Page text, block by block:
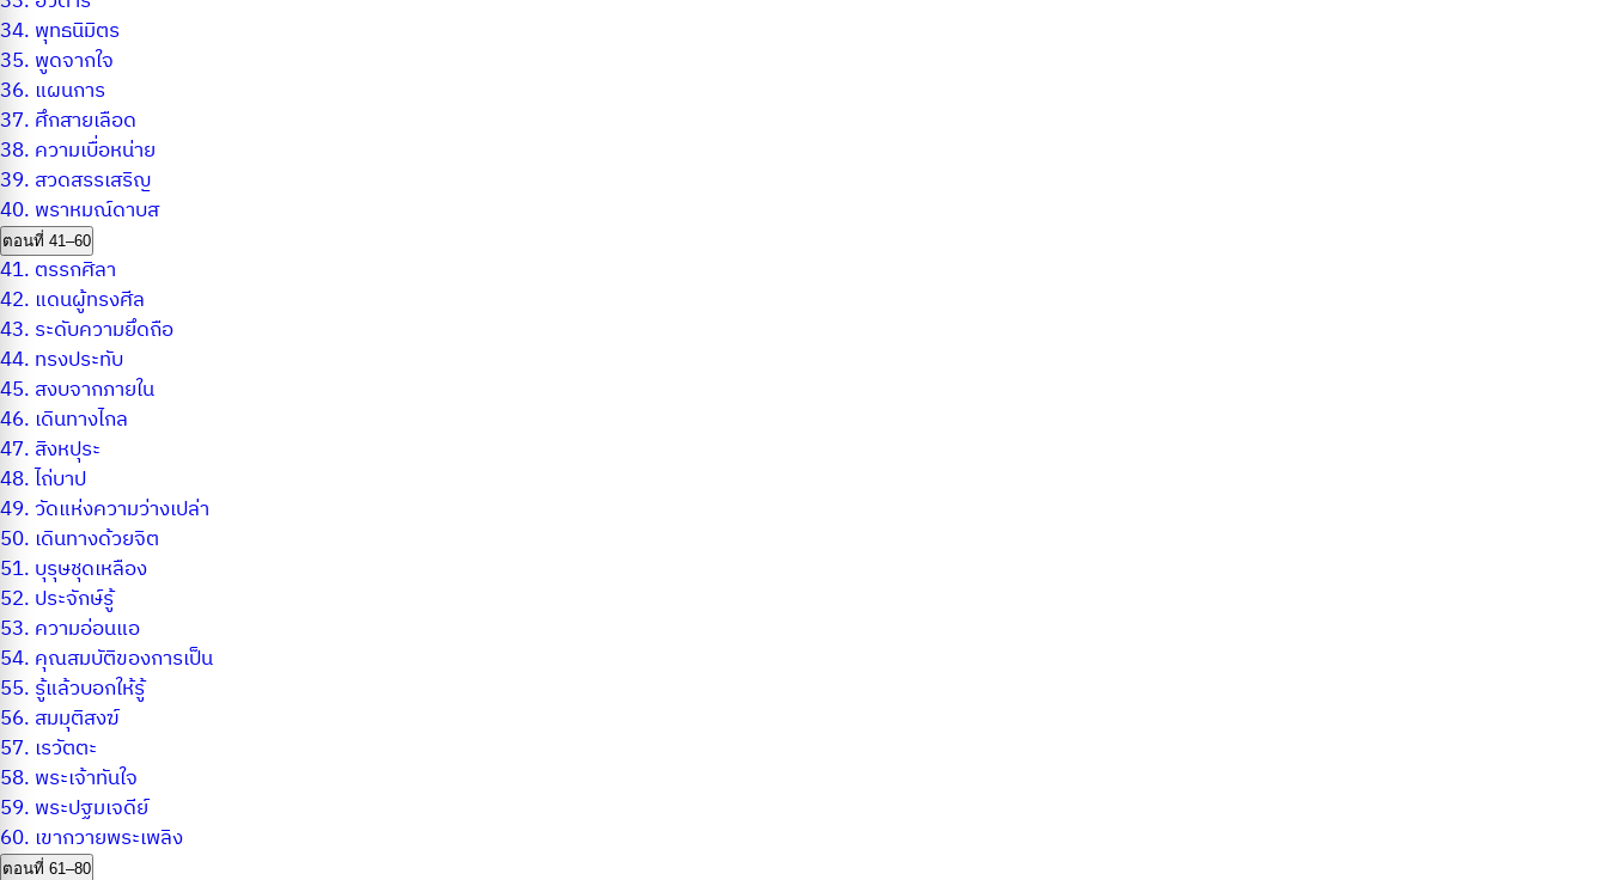
34. พุทธนิมิตร
35. พูดจากใจ
36. แผนการ
37. ศึกสายเลือด
38. ความเบื่อหน่าย
39. สวดสรรเสริญ
40. พราหมณ์ดาบส
ตอนที่ 41–60
41. ตรรกศิลา
42. แดนผู้ทรงศีล
43. ระดับความยึดถือ
44. ทรงประทับ
45. สงบจากภายใน
46. เดินทางไกล
47. สิงหปุระ
48.ไถ่บาป
49.วัดแห่งความว่างเปล่า
50. เดินทางด้วยจิต
51. บุรุษชุดเหลือง
52. ประจักษ์รู้
53. ความอ่อนแอ
54. คุณสมบัติของการเป็น
55. รู้แล้วบอกให้รู้
56. สมมุติสงฆ์
57. เรวัตตะ
58. พระเจ้าทันใจ
59. พระปฐมเจดีย์
60. เขากวายพระเพลิง
ตอนที่ 61–80